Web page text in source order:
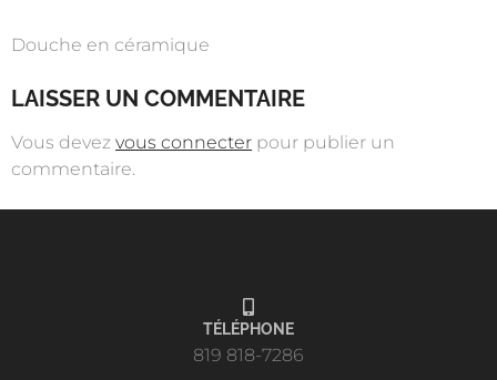
Douche en céramique
LAISSER UN COMMENTAIRE
Vous devez vous connecter pour publier un
commentaire.
TÉLÉPHONE
819 818-7286